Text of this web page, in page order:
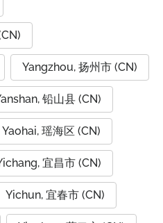
Yangzhou, 扬州市 (CN)
铅山县 (CN)
Yaohai, 瑶海区 (CN)
宜昌市 (CN)
Yichun, 宜春市 (CN)